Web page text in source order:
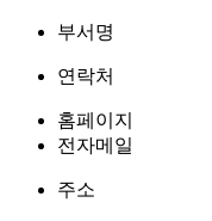
부서명
연락처
홈페이지
전자메일
주소